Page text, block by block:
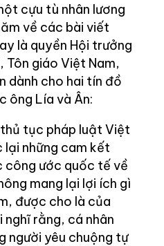
cựu tù nhân lương
về các bài viết
là quyền Hội trưởng
Tôn giáo Việt Nam,
dành cho hai tín đồ
ông Lía và Ân:
tục pháp luật Việt
lại những cam kết
công ước quốc tế về
mang lại lợi ích gì
được cho là của
nghĩ rằng, cá nhân
người yêu chuộng tự